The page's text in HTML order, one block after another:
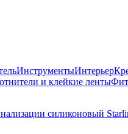
ИнструментыИнтерьер
и клейкие ленты